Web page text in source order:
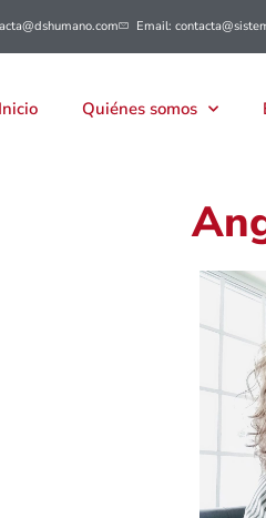
Email:
Inicio Quiénes somos